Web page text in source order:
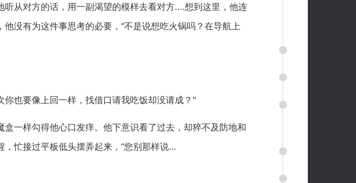
从对方的话，用一副渴望的模样去看对方....想到这里，他连
没有为这件事思考的必要，“不是说想吃火锅吗？在导航上
也要像上回一样，找借口请我吃饭却没请成？"
一样勾得他心口发痒。他下意识看了过去，却猝不及防地和
忙接过平板低头摆弄起来，“您别那样说...